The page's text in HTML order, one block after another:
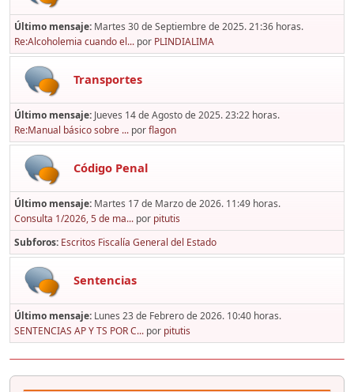
Último mensaje: Martes 30 de Septiembre de 2025. 21:36 horas.
Re:Alcoholemia cuando el... por PLINDIALIMA
Transportes
Último mensaje: Jueves 14 de Agosto de 2025. 23:22 horas.
Re:Manual básico sobre ... porflagon
Código Penal
Último mensaje: Martes 17 de Marzo de 2026. 11:49 horas.
Consulta 1/2026, 5 de ma... por pitutis
Subforos Escritos Fiscalía General del Estado
Sentencias
Último mensaje: Lunes 23 de Febrero de 2026. 10:40 horas.
SENTENCIAS AP Y TS POR C... por pitutis